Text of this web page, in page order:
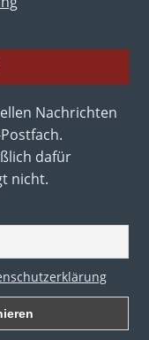
Nachrichten
dafür
nicht.